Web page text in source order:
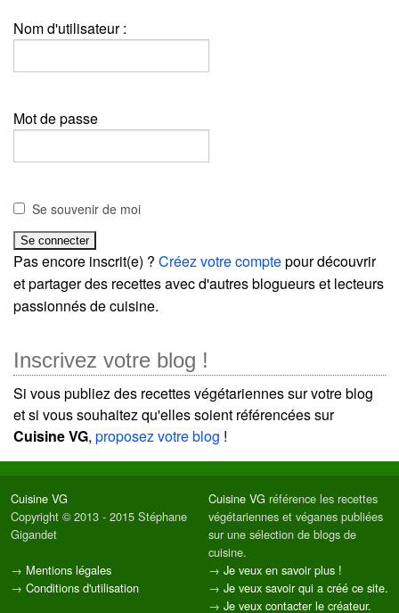
Nom d'utilisateur :
Mot de passe
Se souvenir de moi
Pas encore inscrit(e) ? Créez votre comptepour découvrir
et partager des recettes avec d'autres blogueurs et lecteurs
passionnés de cuisine.
Inscrivez votre blog !
Si vous publiez des recettes végétariennes sur votre blog
et si vous souhaitez qu'elles soient référencées sur
Cuisine VG, proposez votre blog !
Cuisine VG
Copyright © 2013 - 2015 Stéphane
Gigandet
→ Mentions légales
→ Conditions d'utilisation
Cuisine VG référence les recettes
végétariennes et véganes publiées
sur une sélection de blogs de
cuisine.
→ Je veux en savoir plus !
→ Je veux savoir qui a créé ce site.
→ Je veux contacter le créateur.